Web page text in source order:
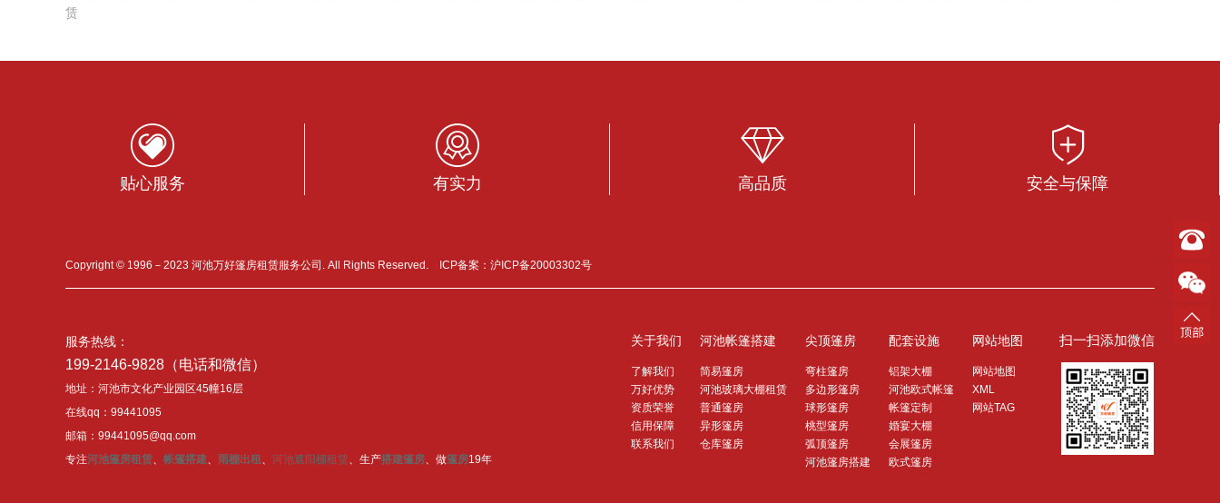
赁
贴心服务 有实力 高品质 安全与保障
Copyright © 1996－2023 河池万好篷房租赁服务公司. All Rights Reserved. ICP备案： 沪ICP备20003302号
服务热线：
199-2146-9828（电话和微信）
地址：河池市文化产业园区45幢16层
在线qq：99441095
邮箱：99441095@qq.com
专注河池篷房租赁、 帐篷搭建、 雨棚出租 、 河池遮阳棚租赁、生产搭建篷房、做篷房19年
关于我们
了解我们
万好优势
资质荣誉
信用保障
联系我们
河池帐篷搭建
简易篷房
河池玻璃大棚租赁
普通篷房
异形篷房
仓库篷房
尖顶篷房
弯柱篷房
多边形篷房
球形篷房
桃型篷房
弧顶篷房
河池篷房搭建
配套设施
铝架大棚
河池欧式帐篷
帐篷定制
婚宴大棚
会展篷房
欧式篷房
网站地图
网站地图
XML
网站TAG
扫一扫添加微信